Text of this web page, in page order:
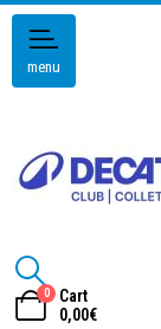
menu
0
Cart
0,00€